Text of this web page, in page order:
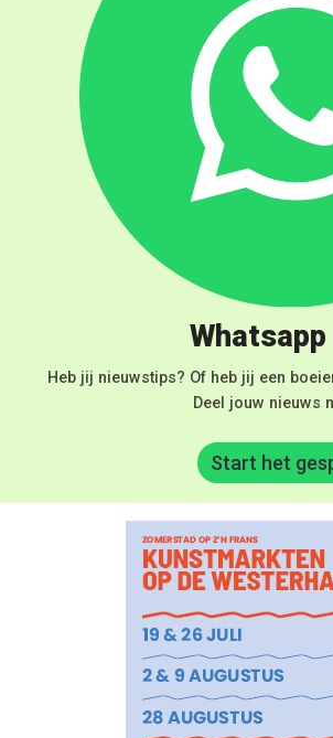
Heb jij nieuwstips? Of heb jij een
Deel jouw nieuws
Start het